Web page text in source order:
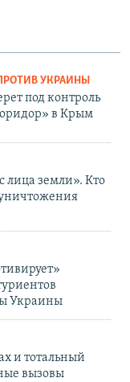
УКРАИНЫ
под контроль
в Крым
лица земли». Кто
Украины
и тотальный
вызовы